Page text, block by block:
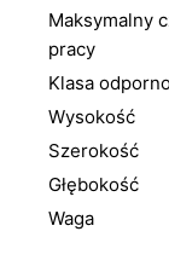
Maksymalny
pracy
Klasa
Wysokość
Szerokość
Głębokość
Waga